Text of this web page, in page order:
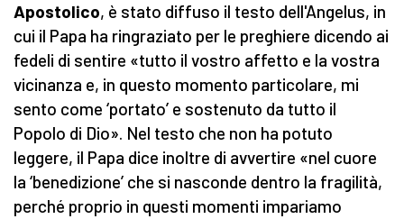
Apostolico, è stato diffuso il testo dell'Angelus, in
cui il Papa ha ringraziato per le preghiere dicendo ai
fedeli di sentire «tutto il vostro affetto e la vostra
vicinanza e, in questo momento particolare, mi
sento come ‘portato’ e sostenuto da tutto il
Popolo di Dio». Nel testo che non ha potuto
leggere, il Papa dice inoltre di avvertire «nel cuore
la ‘benedizione’ che si nasconde dentro la fragilità,
perché proprio in questi momenti impariamo